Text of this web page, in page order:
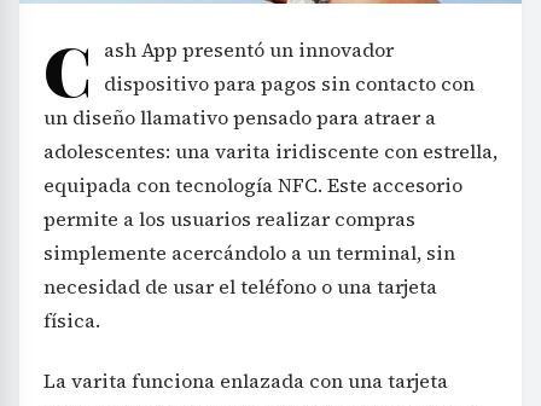
C
ash App presentó un innovador
dispositivo para pagos sin contacto con
un diseño llamativo pensado para atraer a
adolescentes: una varita iridiscente con estrella,
equipada con tecnología NFC. Este accesorio
permite a los usuarios realizar compras
simplemente acercándolo a un terminal, sin
necesidad de usar el teléfono o una tarjeta
física.
La varita funciona enlazada con una tarjeta